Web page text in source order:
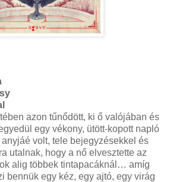
azon tűnődött, ki ő valójában és
egy vékony, ütött-kopott napló
volt, tele bejegyzésekkel és
utalnak, hogy a nő elvesztette az
alig többek tintapacáknál… amíg
bennük egy kéz, egy ajtó, egy virág